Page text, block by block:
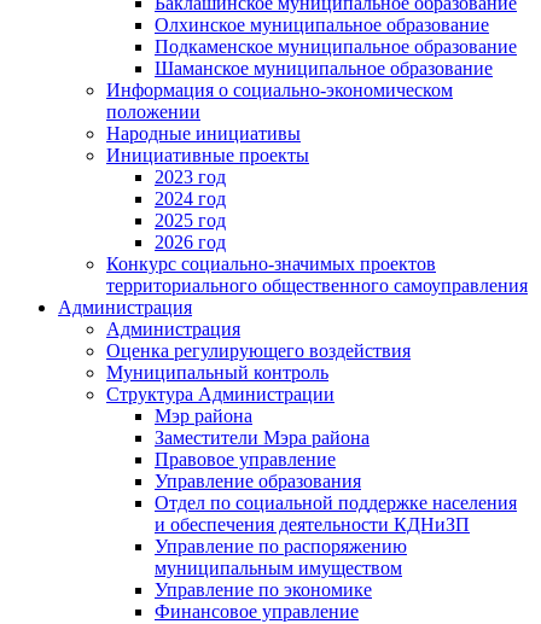
Олхинское муниципальное образование
Подкаменское муниципальное образование
Шаманское муниципальное образование
Информация о социально-экономическом
положении
Народные инициативы
Инициативные проекты
2023 год
2024 год
2025 год
2026 год
Конкурс социально-значимых проектов
территориального общественного самоуправления
Администрация
Администрация
Оценка регулирующего воздействия
Муниципальный контроль
Структура Администрации
Мэр района
Заместители Мэра района
Правовое управление
Управление образования
Отдел по социальной поддержке населения
и обеспечения деятельности КДНиЗП
Управление по распоряжению
муниципальным имуществом
Управление по экономике
Финансовое управление